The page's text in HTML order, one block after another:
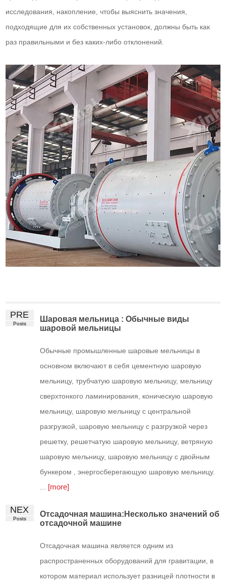
исследования, накопление, чтобы выяснить значения,
подходящие для их собственных установок, должны быть как
раз правильными и без каких-либо отклонений.
PRE
Posts
Шаровая мельница : Обычные виды
шаровой мельницы
Обычные промышленные шаровые мельницы в
основном включают в себя цементную шаровую
мельницу, трубчатую шаровую мельницу, мельницу
сверхтонкого ламинирования, коническую шаровую
мельницу, шаровую мельницу с центральной
разгрузкой, шаровую мельницу с разгрузкой через
решетку, решетчатую шаровую мельницу, ветряную
шаровую мельницу, шаровую мельницу с двойным
бункером , энергосберегающую шаровую мельницу.
[more]
NEX
Posts
Отсадочная машина:Несколько значений об
отсадочной машине
Отсадочная машина является одним из
распространенных оборудований для гравитации, в
котором материал использует разницей плотности в